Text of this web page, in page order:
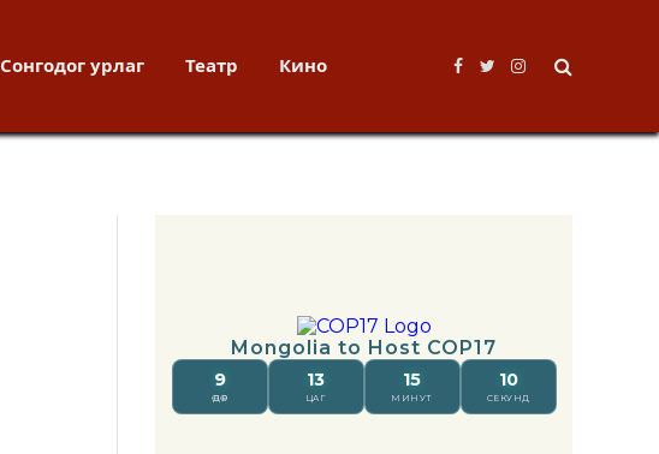
Сонгодог урлаг Театр Кино
Facebook
TwitterInstagram